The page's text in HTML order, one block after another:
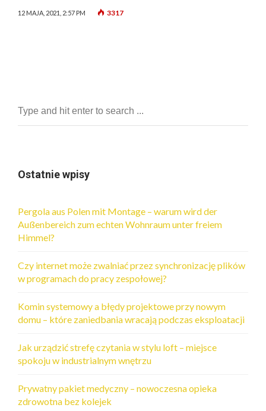
12 MAJA, 2021, 2:57 PM 3317
Ostatnie wpisy
Pergola aus Polen mit Montage – warum wird der
Außenbereich zum echten Wohnraum unter freiem
Himmel?
Czy internet może zwalniać przez synchronizację plików
w programach do pracy zespołowej?
Komin systemowy a błędy projektowe przy nowym
domu – które zaniedbania wracają podczas eksploatacji
Jak urządzić strefę czytania w stylu loft – miejsce
spokoju w industrialnym wnętrzu
Prywatny pakiet medyczny – nowoczesna opieka
zdrowotna bez kolejek